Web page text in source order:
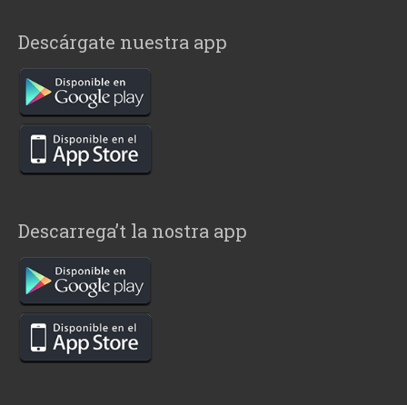
Descárgate nuestra app
Descarrega’t la nostra app